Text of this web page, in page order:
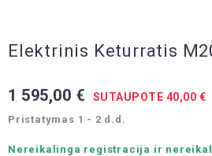
Elektrinis Keturratis
1 595,00 € SUTAUPOTE 40,00 €
Pristatymas 1 - 2 d.d.
Nereikalinga registracija ir